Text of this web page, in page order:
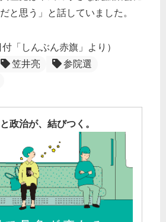
と思う」と話していました。
「しんぶん赤旗」より）
笠井亮
参院選
政治が、結びつく。